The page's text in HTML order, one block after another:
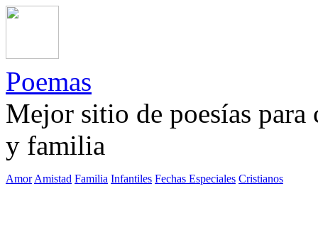
Poemas
Mejor sitio de poesías
y familia
Amor Amistad Familia Infantiles Fechas Especiales Cristianos